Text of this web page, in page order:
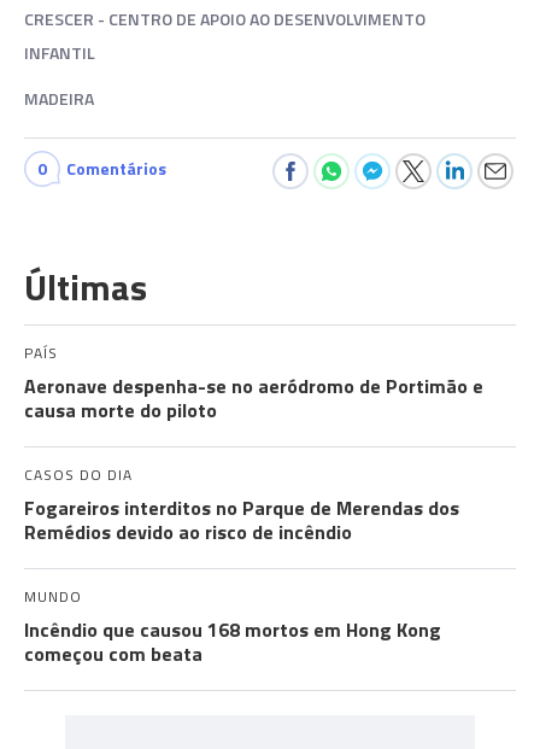
CRESCER - CENTRO DE APOIO AO DESENVOLVIMENTO
INFANTIL
MADEIRA
0 Comentários
Últimas
PAÍS
Aeronave despenha-se no aeródromo de Portimão e
causa morte do piloto
CASOS DO DIA
Fogareiros interditos no Parque de Merendas dos
Remédios devido ao risco de incêndio
MUNDO
Incêndio que causou 168 mortos em Hong Kong
começou com beata